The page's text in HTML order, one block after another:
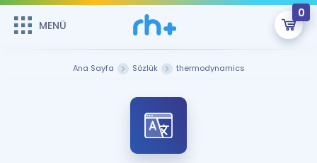
MENÜ
0
Sepetin Şu An Boş.
Remzi Hoca ile seni sınava hazırlayacak onlarca eğitim seni
bekliyor!
MENÜ
Ana Sayfa Sözlük thermodynamics